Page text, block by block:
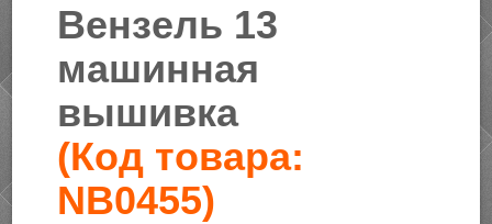
Вензель 13
машинная
вышивка
(Код товара:
NB0455)